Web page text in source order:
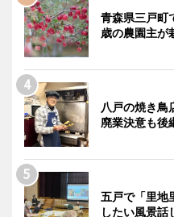
青森県三戸
歳の農園主が
八戸の焼き
廃業決意も後
五戸で「里
したい風景話